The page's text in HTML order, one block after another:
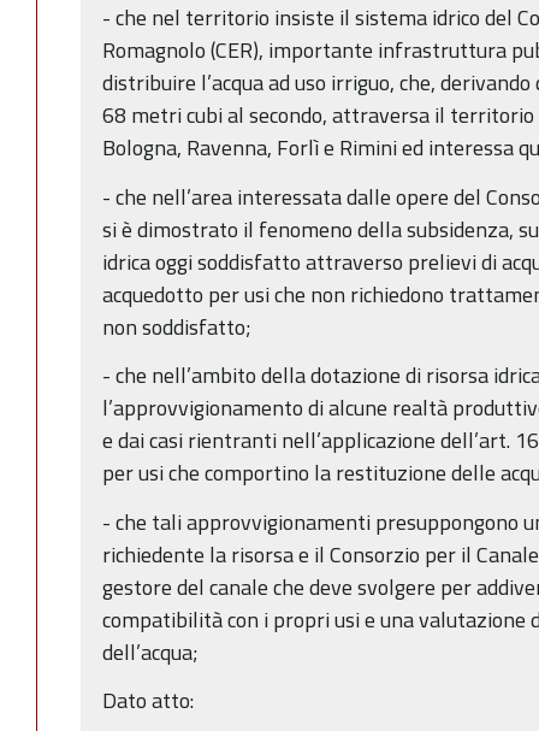
- che nel territorio insiste il sistema idrico del
Romagnolo (CER), importante infrastruttura
distribuire l’acqua ad uso irriguo, che,
68 metri cubi al secondo, attraversa il
Bologna, Ravenna, Forlì e Rimini ed interessa
- che nell’area interessata dalle opere del
si è dimostrato il fenomeno della subsidenza,
idrica oggi soddisfatto attraverso prelievi di
acquedotto per usi che non richiedono
non soddisfatto;
- che nell’ambito della dotazione di risorsa
l’approvvigionamento di alcune realtà
e dai casi rientranti nell’applicazione dell’art.
per usi che comportino la restituzione delle
- che tali approvvigionamenti presuppongono
richiedente la risorsa e il Consorzio per il
gestore del canale che deve svolgere per
compatibilità con i propri usi e una
dell’acqua;
Dato atto: